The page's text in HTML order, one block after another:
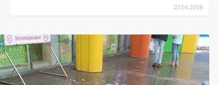
27.04.2026